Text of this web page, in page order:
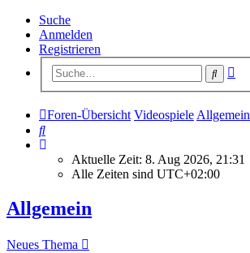
Suche
Anmelden
Registrieren
Suche
Foren-Übersicht Videospiele Allgemein
Suche
Aktuelle Zeit: 8. Aug 2026, 21:31
Alle Zeiten sind UTC+02:00
Allgemein
Neues Thema